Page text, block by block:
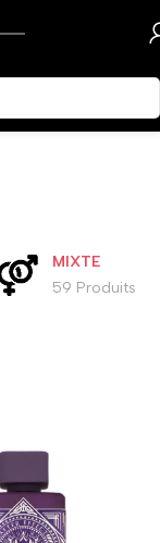
MIXTE
59 Produits